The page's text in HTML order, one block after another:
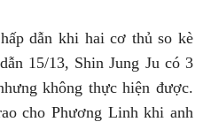
dẫn khi hai cơ thủ so kè
15/13, Shin Jung Ju có 3
không thực hiện được.
cho Phương Linh khi anh